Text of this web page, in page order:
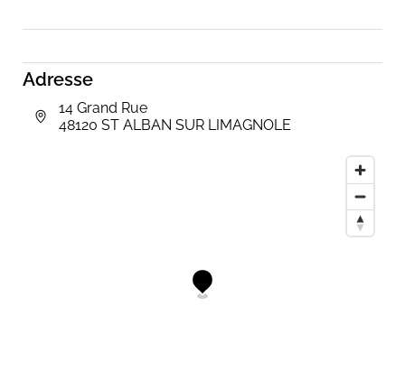
Adresse
14 Grand Rue
48120 ST ALBAN SUR LIMAGNOLE